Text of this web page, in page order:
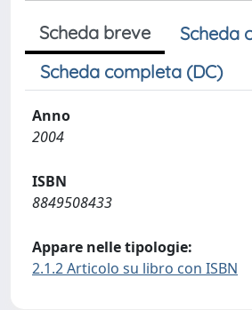
Scheda breve
Scheda
Scheda completa (DC)
Anno
2004
ISBN
8849508433
Appare nelle tipologie:
2.1.2 Articolo su libro con ISBN